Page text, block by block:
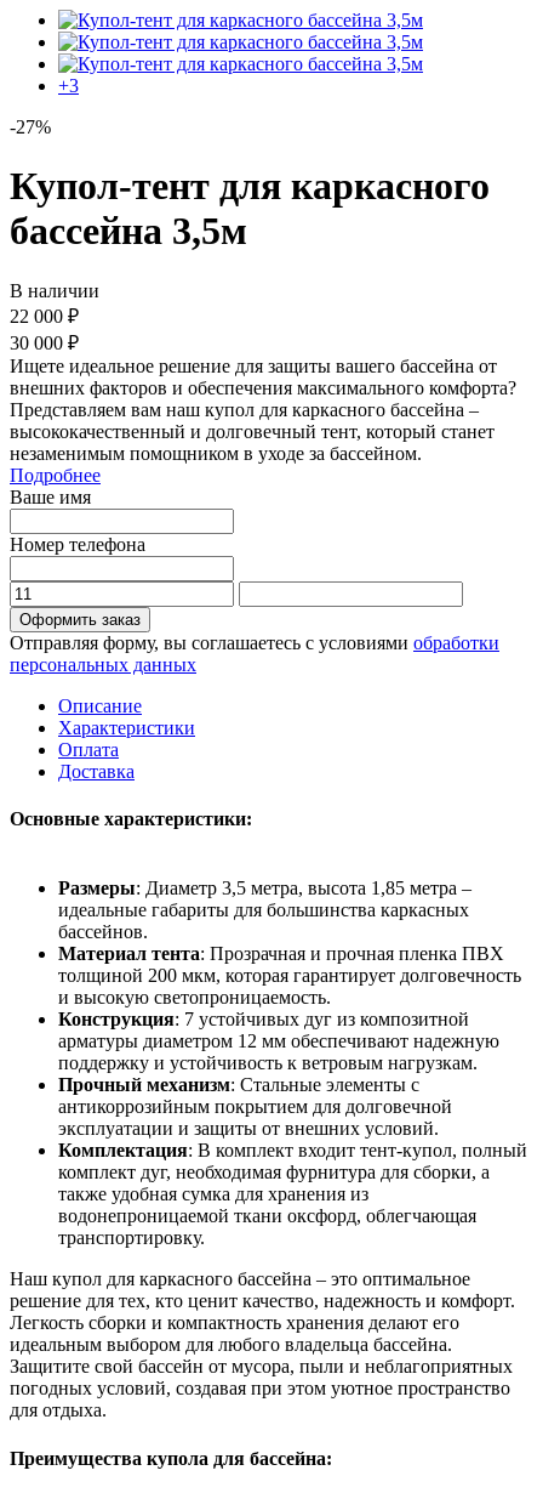
+3
-27%
Купол-тент для каркасного
бассейна 3,5м
В наличии
22 000 ₽
30 000 ₽
Ищете идеальное решение для защиты вашего бассейна от
внешних факторов и обеспечения максимального комфорта?
Представляем вам наш купол для каркасного бассейна –
высококачественный и долговечный тент, который станет
незаменимым помощником в уходе за бассейном.
Подробнее
Ваше имя
Номер телефона
Оформить заказ
Отправляя форму, вы соглашаетесь с условиями обработки
персональных данных
Описание
Характеристики
Оплата
Доставка
Основные характеристики:
Размеры: Диаметр 3,5 метра, высота 1,85 метра –
идеальные габариты для большинства каркасных
бассейнов.
Материал тента: Прозрачная и прочная пленка ПВХ
толщиной 200 мкм, которая гарантирует долговечность
и высокую светопроницаемость.
Конструкция: 7 устойчивых дуг из композитной
арматуры диаметром 12 мм обеспечивают надежную
поддержку и устойчивость к ветровым нагрузкам.
Прочный механизм: Стальные элементы с
антикоррозийным покрытием для долговечной
эксплуатации и защиты от внешних условий.
Комплектация: В комплект входит тент-купол, полный
комплект дуг, необходимая фурнитура для сборки, а
также удобная сумка для хранения из
водонепроницаемой ткани оксфорд, облегчающая
транспортировку.
Наш купол для каркасного бассейна – это оптимальное
решение для тех, кто ценит качество, надежность и комфорт.
Легкость сборки и компактность хранения делают его
идеальным выбором для любого владельца бассейна.
Защитите свой бассейн от мусора, пыли и неблагоприятных
погодных условий, создавая при этом уютное пространство
для отдыха.
Преимущества купола для бассейна: